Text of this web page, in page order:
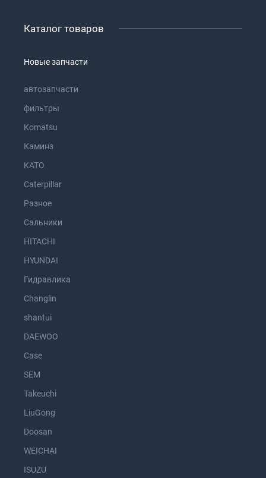
Каталог товаров
Новые запчасти
автозапчасти
фильтры
Komatsu
Каминз
KATO
Caterpillar
Разное
Сальники
HITACHI
HYUNDAI
Гидравлика
Changlin
shantui
DAEWOO
Case
SEM
Takeuchi
LiuGong
Doosan
WEICHAI
ISUZU